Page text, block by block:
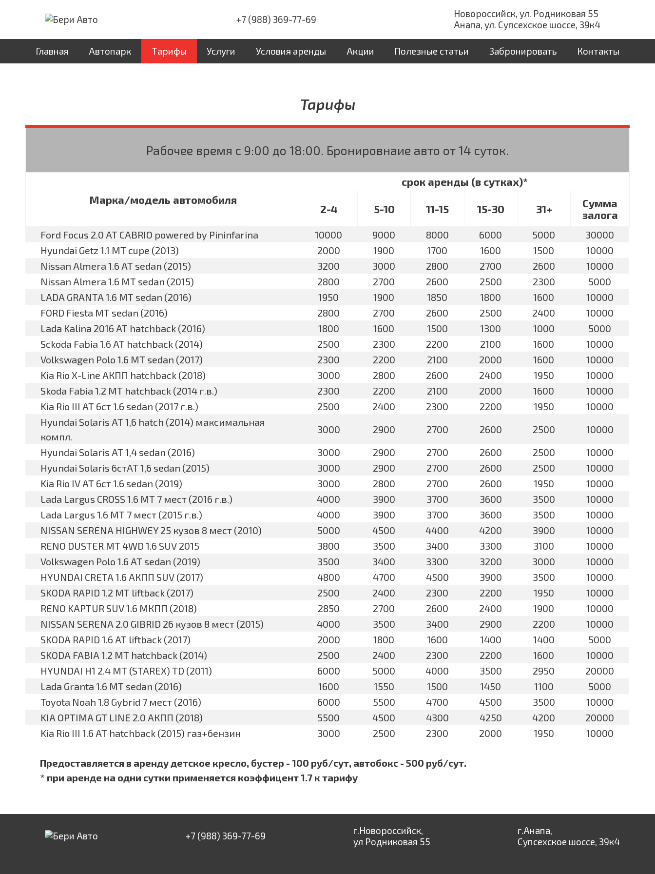
+7 (988) 369-77-69
Новороссийск, ул. Родниковая 55
Анапа, ул. Супсехское шоссе, 39к4
Главная Автопарк Тарифы Услуги Условия аренды Акции Полезные статьи Забронировать Контакты
|
Тарифы
Рабочее время с 9:00 до 18:00. Бронировнаие авто от 14 суток.
Марка/модель автомобиля
срок аренды (в сутках)*
2-4 5-10 11-15 15-30 31+
Сумма
залога
Ford Focus 2.0 AT CABRIO powered by Pininfarina 10000 9000 8000 6000 5000
30000
Hyundai Getz 1.1 MT cupe (2013)
2000 1900 1700 1600 1500
10000
Nissan Almera 1.6 AT sedan (2015)
3200 3000 2800 2700 2600
10000
Nissan Almera 1.6 МТ sedan (2015)
2800 2700 2600 2500 2300
5000
LADA GRANTA 1.6 MT sedan (2016)
1950 1900 1850 1800 1600
10000
FORD Fiesta MT sedan (2016)
2800 2700 2600 2500 2400
10000
Lada Kalina 2016 AT hatchback (2016)
1800 1600 1500 1300 1000
5000
Sckoda Fabia 1.6 АТ hatchback (2014)
2500 2300 2200 2100 1600
10000
Volkswagen Polo 1.6 MT sedan (2017)
2300 2200 2100 2000 1600
10000
Kia Rio X-Line АКПП hatchback (2018)
3000 2800 2600 2400 1950
10000
Skoda Fabia 1.2 MT hatchback (2014 г.в.)
2300 2200 2100 2000 1600
10000
Kia Rio III AT 6ст 1.6 sedan (2017 г.в.)
2500 2400 2300 2200 1950
10000
Hyundai Solaris АТ 1,6 hatch (2014) максимальная
компл.
3000 2900 2700 2600 2500
10000
Hyundai Solaris АТ 1,4 sedan (2016)
3000 2900 2700 2600 2500
10000
Hyundai Solaris 6стАТ 1,6 sedan (2015)
3000 2900 2700 2600 2500
10000
Kia Rio IV AT 6ст 1.6 sedan (2019)
3000 2800 2700 2600 1950
10000
Lada Largus CROSS 1.6 MT 7 мест (2016 г.в.)
4000 3900 3700 3600 3500
10000
Lada Largus 1.6 MT 7 мест (2015 г.в.)
4000 3900 3700 3600 3500
10000
NISSAN SERENA HIGHWEY 25 кузов 8 мест (2010)
5000 4500 4400 4200 3900
10000
RENO DUSTER MT 4WD 1.6 SUV 2015
3800 3500 3400 3300 3100
10000
Volkswagen Polo 1.6 AT sedan (2019)
3500 3400 3300 3200 3000
10000
HYUNDAI CRETA 1.6 АКПП SUV (2017)
4800 4700 4500 3900 3500
10000
SKODA RAPID 1.2 MT liftback (2017)
2500 2400 2300 2200 1950
10000
RENO KAPTUR SUV 1.6 МКПП (2018)
2850 2700 2600 2400 1900
10000
NISSAN SERENA 2.0 GIBRID 26 кузов 8 мест (2015)
4000 3500 3400 2900 2200
10000
SKODA RAPID 1.6 AT liftback (2017)
2000 1800 1600 1400 1400
5000
SKODA FABIA 1.2 МТ hatchback (2014)
2500 2400 2300 2200 1600
10000
HYUNDAI H1 2.4 MT (STAREX) TD (2011)
6000 5000 4000 3500 2950
20000
Lada Granta 1.6 MT sedan (2016)
1600 1550 1500 1450 1100
5000
Toyota Noah 1.8 Gybrid 7 мест (2016)
6000 5500 4700 4500 3500
10000
KIA OPTIMA GT LINE 2.0 АКПП (2018)
5500 4500 4300 4250 4200
20000
Kia Rio III 1.6 AT hatchback (2015) газ+бензин
3000 2500 2300 2000 1950 10000
Предоставляется в аренду детское кресло, бустер - 100 руб/сут, автобокс - 500 руб/сут.
* при аренде на одни сутки применяется коэффицент 1.7 к тарифу
+7 (988) 369-77-69
г.Новороссийск,
ул Родниковая 55
г.Анапа,
Супсехское шоссе, 39к4